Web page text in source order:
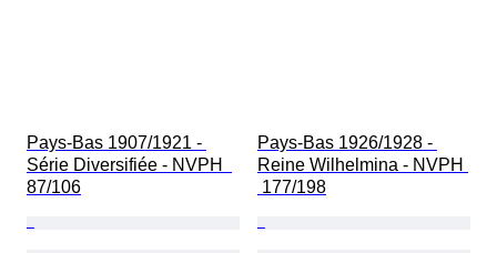
Pays-Bas 1907/1921 -
Série Diversifiée - NVPH
87/106
Pays-Bas 1926/1928 -
Reine Wilhelmina - NVPH
177/198